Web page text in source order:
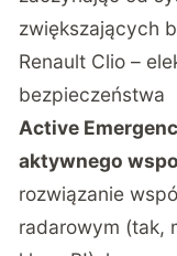
zwiększających
Renault Clio –
bezpieczeństwa
Active
aktywnego
rozwiązanie
radarowym (tak,